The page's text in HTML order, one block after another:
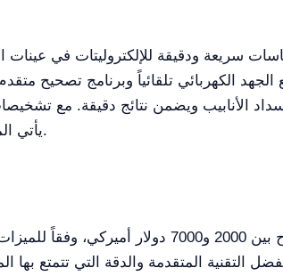
الجهد الكهربائي تلقائياً وبرنامج تصحيح
الأنابيب ويضمن نتائج دقيقة. مع
يأتي المحلل مجهزاً بمعايرة تلقائية وتصحيح بنقطتين للانحدار والتقاطع، ما يعزز دقته وموثوقيته.
التقنية المتقدمة والدقة التي تتمتع